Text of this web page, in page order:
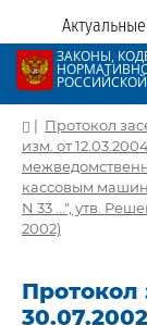
ЗАКОНЫ,
| Протокол
изм. от
кассовым
N 33 ...", утв.
2002)
Протокол